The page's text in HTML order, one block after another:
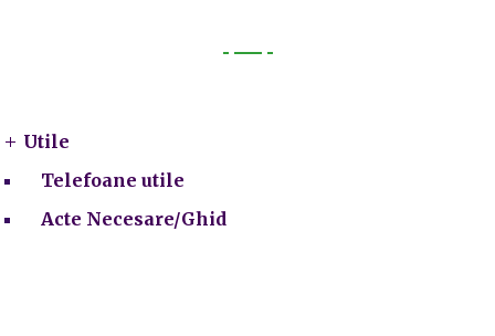
Utile
Telefoane utile
Acte Necesare/Ghid